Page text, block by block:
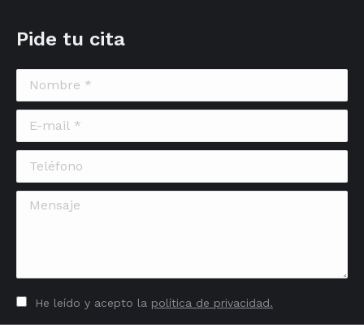
Pide tu cita
Teléfono
Mensaje
He leído y acepto la política de privacidad.